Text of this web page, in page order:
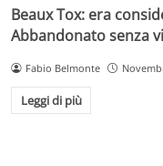
Beaux Tox: era
Abbandonato senza
Fabio Belmonte
Leggi di più